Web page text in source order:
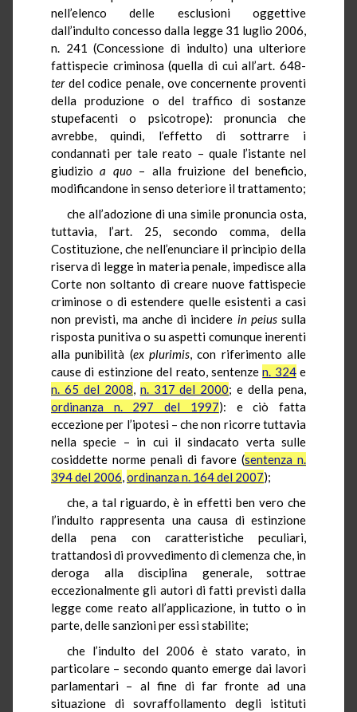
nell’elenco delle esclusioni oggettive
dall’indulto concesso dalla legge 31 luglio 2006,
n. 241 (Concessione di indulto) una ulteriore
fattispecie criminosa (quella di cui all’art. 648-
terdel codice penale, ove concernente proventi
della produzione o del traffico di sostanze
stupefacenti o psicotrope): pronuncia che
avrebbe, quindi, l’effetto di sottrarre i
condannati per tale reato – quale l’istante nel
giudizioa quo– alla fruizione del beneficio,
modificandone in senso deteriore il trattamento;
che all’adozione di una simile pronuncia osta,
tuttavia, l’art. 25, secondo comma, della
Costituzione, che nell’enunciare il principio della
riserva di legge in materia penale, impedisce alla
Corte non soltanto di creare nuove fattispecie
criminose o di estendere quelle esistenti a casi
non previsti, ma anche di incidere in peiussulla
risposta punitiva o su aspetti comunque inerenti
alla punibilità (ex plurimis, con riferimento alle
cause di estinzione del reato, sentenzen. 324e
n. 65 del 2008, n. 317 del 2000; e della pena,
ordinanza n. 297 del 1997): e ciò fatta
eccezione per l’ipotesi – che non ricorre tuttavia
nella specie – in cui il sindacato verta sulle
cosiddette norme penali di favore (sentenza n.
394 del 2006,ordinanza n. 164 del 2007);
che, a tal riguardo, è in effetti ben vero che
l’indulto rappresenta una causa di estinzione
della pena con caratteristiche peculiari,
trattandosi di provvedimento di clemenza che, in
deroga alla disciplina generale, sottrae
eccezionalmente gli autori di fatti previsti dalla
legge come reato all’applicazione, in tutto o in
parte, delle sanzioni per essi stabilite;
che l’indulto del 2006 è stato varato, in
particolare – secondo quanto emerge dai lavori
parlamentari – al fine di far fronte ad una
situazione di sovraffollamento degli istituti